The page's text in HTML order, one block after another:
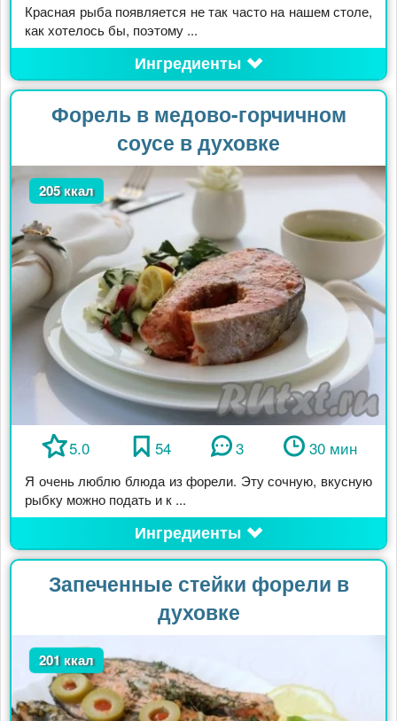
Красная рыба появляется не так часто на нашем столе,
как хотелось бы, поэтому ...
Ингредиенты
Форель в медово-горчичном
соусе в духовке
205 ккал
5.0 54 3 30 мин
Я очень люблю блюда из форели. Эту сочную, вкусную
рыбку можно подать и к ...
Ингредиенты
Запеченные стейки форели в
духовке
201 ккал